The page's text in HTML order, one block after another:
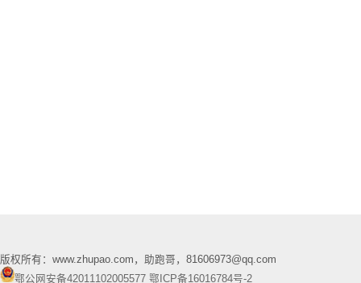
版权所有：www.zhupao.com，助跑哥，81606973@qq.com
鄂公网安备42011102005577 鄂ICP备16016784号-2